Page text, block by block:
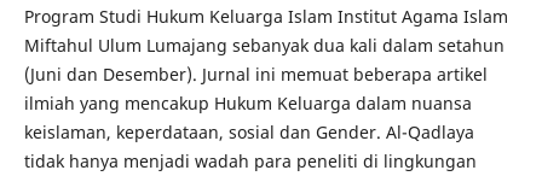
Program Studi Hukum Keluarga Islam Institut Agama Islam
Miftahul Ulum Lumajang sebanyak dua kali dalam setahun
(Juni dan Desember). Jurnal ini memuat beberapa artikel
ilmiah yang mencakup Hukum Keluarga dalam nuansa
keislaman, keperdataan, sosial dan Gender. Al-Qadlaya
tidak hanya menjadi wadah para peneliti di lingkungan